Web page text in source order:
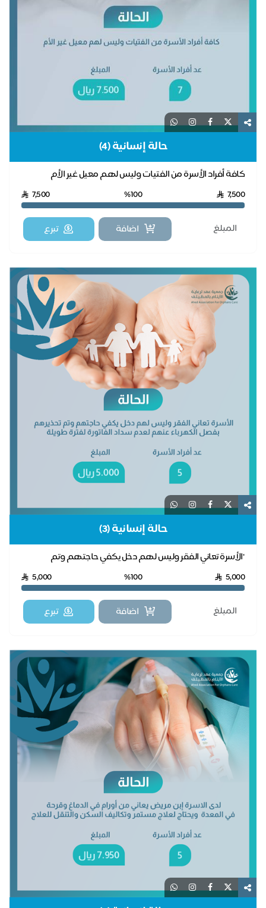
حالة إنسانية (4)
كافة أفراد الأسرة من الفتيات وليس لهم معيل غير الأم
7,500
%100
7,500
اضافة تبرع
حالة إنسانية (3)
"الأسرة تعاني الفقر وليس لهم دخل يكفي حاجتهم وتم
تحذيرهم بفصل الكهرباء عنهم لعدم سداد الفاتورة لفتر...
5,000
%100
5,000
اضافة تبرع